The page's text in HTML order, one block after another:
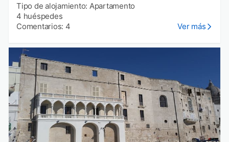
Tipo de alojamiento: Apartamento
4 huéspedes
Comentarios: 4
Ver más